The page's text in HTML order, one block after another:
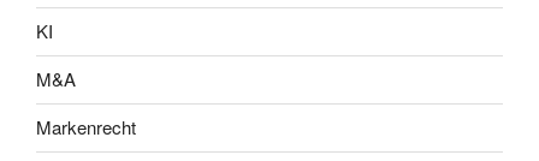
KI
M&A
Markenrecht